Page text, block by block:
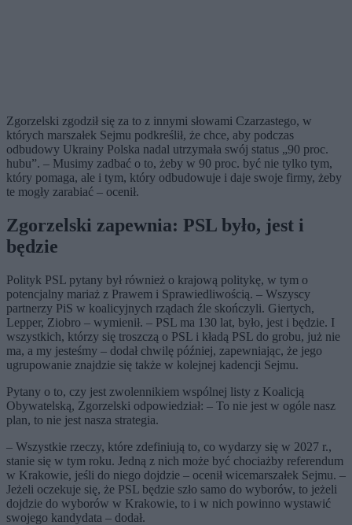
Zgorzelski zgodził się za to z innymi słowami Czarzastego, w
których marszałek Sejmu podkreślił, że chce, aby podczas
odbudowy Ukrainy Polska nadal utrzymała swój status „90 proc.
hubu”. – Musimy zadbać o to, żeby w 90 proc. być nie tylko tym,
który pomaga, ale i tym, który odbudowuje i daje swoje firmy, żeby
te mogły zarabiać – ocenił.
Zgorzelski zapewnia: PSL było, jest i
będzie
Polityk PSL pytany był również o krajową politykę, w tym o
potencjalny mariaż z Prawem i Sprawiedliwością. – Wszyscy
partnerzy PiS w koalicyjnych rządach źle skończyli. Giertych,
Lepper, Ziobro – wymienił. – PSL ma 130 lat, było, jest i będzie. I
wszystkich, którzy się troszczą o PSL i kładą PSL do grobu, już nie
ma, a my jesteśmy – dodał chwilę później, zapewniając, że jego
ugrupowanie znajdzie się także w kolejnej kadencji Sejmu.
Pytany o to, czy jest zwolennikiem wspólnej listy z Koalicją
Obywatelską, Zgorzelski odpowiedział: – To nie jest w ogóle nasz
plan, to nie jest nasza strategia.
– Wszystkie rzeczy, które zdefiniują to, co wydarzy się w 2027 r.,
stanie się w tym roku. Jedną z nich może być chociażby referendum
w Krakowie, jeśli do niego dojdzie – ocenił wicemarszałek Sejmu. –
Jeżeli oczekuje się, że PSL będzie szło samo do wyborów, to jeżeli
dojdzie do wyborów w Krakowie, to i w nich powinno wystawić
swojego kandydata – dodał.